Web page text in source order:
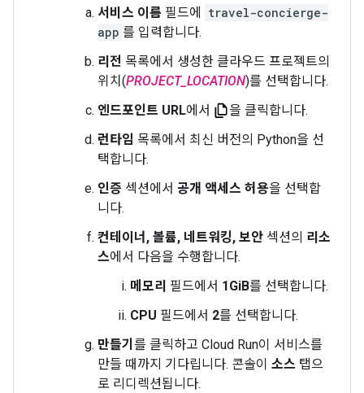
서비스 이름 필드에
travel-concierge-
app 를 입력합니다.
리전 목록에서 생성한 클라우드 프로젝트의
위치(PROJECT_LOCATION)를 선택합니다.
엔드포인트 URL에서
을 클릭합니다.
런타임 목록에서 최신 버전의 Python을 선
택합니다.
인증 섹션에서 공개 액세스 허용을 선택합
니다.
컨테이너, 볼륨, 네트워킹, 보안 섹션의 리소
스에서 다음을 수행합니다.
메모리 필드에서 1GiB를 선택합니다.
CPU 필드에서 2를 선택합니다.
만들기 를 클릭하고 Cloud Run이 서비스를
만들 때까지 기다립니다. 콘솔이 소스 탭으
로 리디렉션됩니다.